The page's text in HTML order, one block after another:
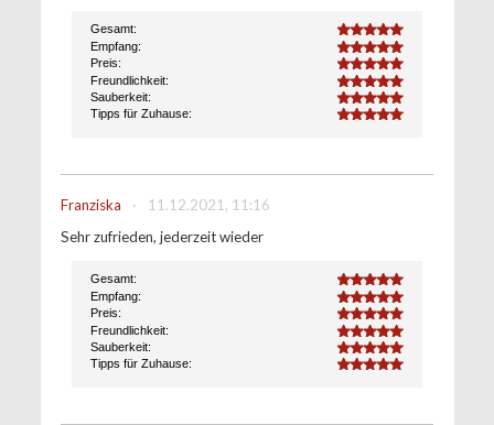
Gesamt: 5.0
Empfang: 5.0
Preis: 5.0
Freundlichkeit: 5.0
Sauberkeit: 5.0
Tipps für Zuhause: 5.0
Franziska ·
11.12.2021, 11:16
Sehr zufrieden, jederzeit wieder
Gesamt: 5.0
Empfang: 5.0
Preis: 5.0
Freundlichkeit: 5.0
Sauberkeit: 5.0
Tipps für Zuhause: 5.0